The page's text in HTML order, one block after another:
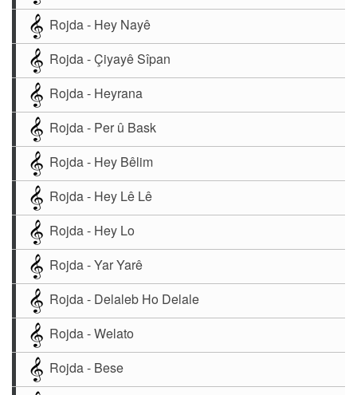
Rojda - Hey Nayê
Rojda - Çiyayê Sîpan
Rojda - Heyrana
Rojda - Per û Bask
Rojda - Hey Bêlim
Rojda - Hey Lê Lê
Rojda - Hey Lo
Rojda - Yar Yarê
Rojda - Delaleb Ho Delale
Rojda - Welato
Rojda - Bese